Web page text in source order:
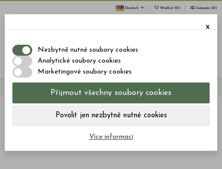
Deutsch Wishlist (0) Compare (0)
Menu Suche
x
Nezbytně nutné soubory cookies
Analytické soubory cookies
Marketingové soubory cookies
Přijmout všechny soubory cookies
Povolit jen nezbytně nutné cookies
Více informací